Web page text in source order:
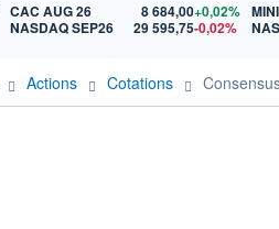
CAC AUG 26
8 684,00+0,02%
NASDAQ SEP26
29 595,75-0,02%
Actions Cotations